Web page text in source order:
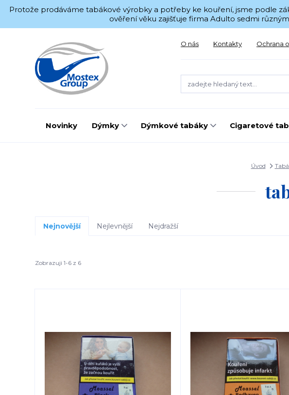
Protože prodáváme tabákové výrobky a potřeby ke kouření, jsme podle
ověření věku zajišťuje firma Adulto sedmi
O nás Kontakty Ochrana
Novinky Dýmky Dýmkové tabáky Cigaretové
Úvod
Nejnovější Nejlevnější Nejdražší
Zobrazuji 1-6 z 6